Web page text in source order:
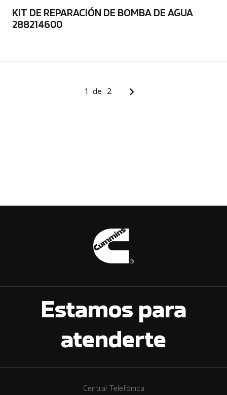
KIT DE REPARACIÓN DE BOMBA DE AGUA
288214600
1 de 2
Estamos para
atenderte
Central Telefónica